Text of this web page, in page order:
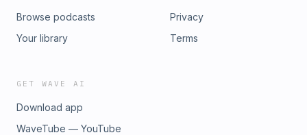
Browse podcasts
Your library
Privacy
Terms
GET WAVE AI
Download app
WaveTube — YouTube